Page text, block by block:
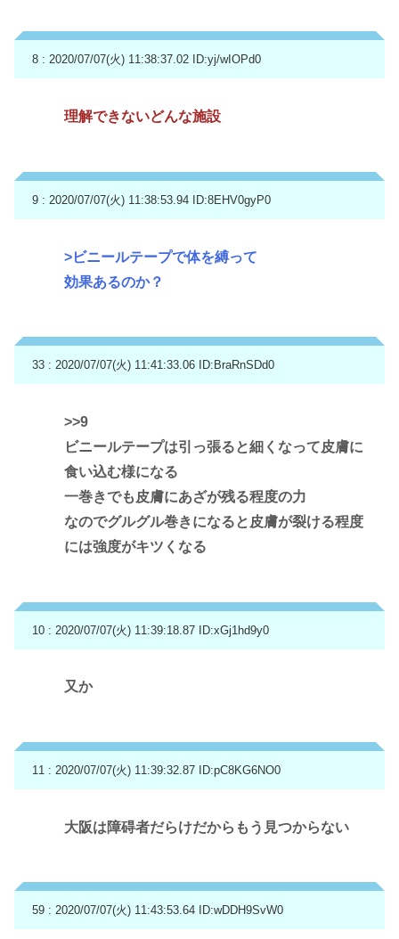
8 : 2020/07/07(火) 11:38:37.02 ID:yj/wIOPd0
理解できないどんな施設
9 : 2020/07/07(火) 11:38:53.94 ID:8EHV0gyP0
>ビニールテープで体を縛って
効果あるのか？
33 : 2020/07/07(火) 11:41:33.06 ID:BraRnSDd0
>>9
ビニールテープは引っ張ると細くなって皮膚に
食い込む様になる
一巻きでも皮膚にあざが残る程度の力
なのでグルグル巻きになると皮膚が裂ける程度
には強度がキツくなる
10 : 2020/07/07(火) 11:39:18.87 ID:xGj1hd9y0
又か
11 : 2020/07/07(火) 11:39:32.87 ID:pC8KG6NO0
大阪は障碍者だらけだからもう見つからない
59 : 2020/07/07(火) 11:43:53.64 ID:wDDH9SvW0